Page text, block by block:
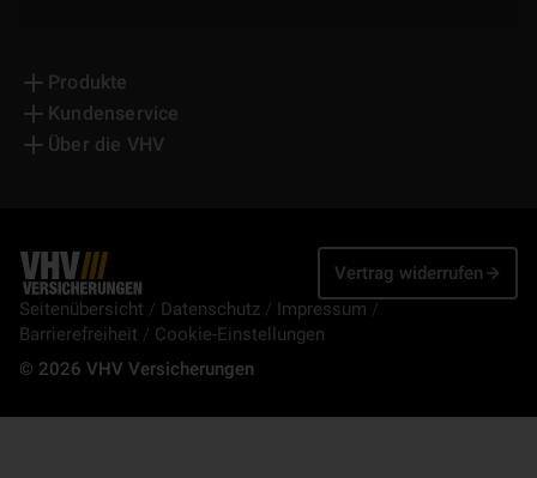
Produkte
Kundenservice
Über die VHV
Seitenübersicht Datenschutz
Impressum
Barrierefreiheit
Cookie-Einstellungen
© 2026 VHV Versicherungen
Vertrag widerrufen